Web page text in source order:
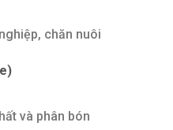
chăn nuôi
và phân bón